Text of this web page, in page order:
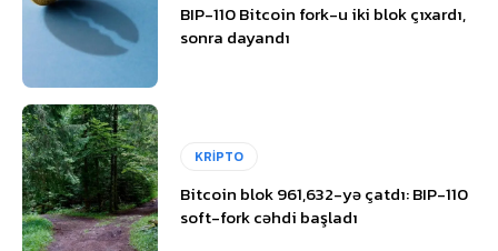
BIP-110 Bitcoin fork-u iki blok çıxardı,
sonra dayandı
KRİPTO
Bitcoin blok 961,632-yə çatdı: BIP-110
soft-fork cəhdi başladı